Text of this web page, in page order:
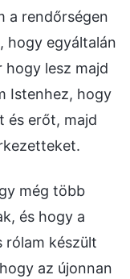
a rendőrségen
hogy egyáltalán
hogy lesz majd
Istenhez, hogy
és erőt, majd
még több
és hogy a
rólam készült
az újonnan